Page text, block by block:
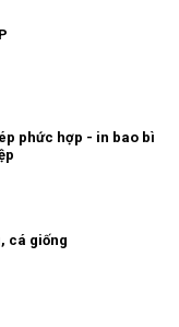
phức hợp - in bao bì
cá giống